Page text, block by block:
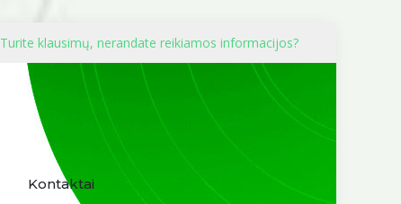
Turite klausimų, nerandate reikiamos informacijos?
Kontaktai